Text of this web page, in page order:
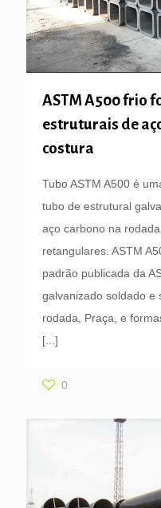
ASTM A500 frio
estruturais de
costura
Tubo ASTM A500 é
tubo de estrutural
aço carbono na
retangulares. ASTM
padrão publicada da
galvanizado soldado e
rodada, Praça, e
[...]
0